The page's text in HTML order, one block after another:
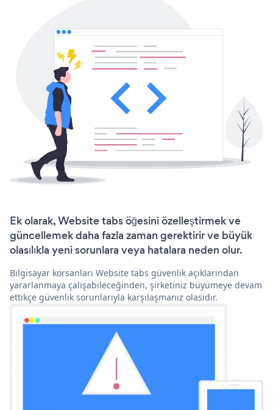
Ek olarak, Website tabs öğesini özelleştirmek ve
güncellemek daha fazla zaman gerektirir ve büyük
olasılıkla yeni sorunlara veya hatalara neden olur.
Bilgisayar korsanları Website tabs güvenlik açıklarından
yararlanmaya çalışabileceğinden, şirketiniz büyümeye devam
ettikçe güvenlik sorunlarıyla karşılaşmanız olasıdır.